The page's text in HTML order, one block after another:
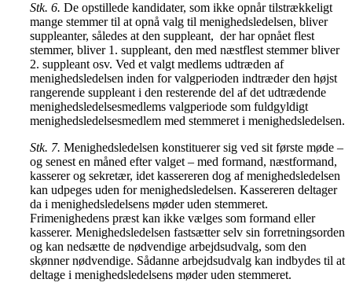
Stk. 6. De opstillede kandidater, som ikke opnår tilstrækkeligt
mange stemmer til at opnå valg til menighedsledelsen, bliver
suppleanter, således at den suppleant, der har opnået flest
stemmer, bliver 1. suppleant, den med næstflest stemmer bliver
2. suppleant osv. Ved et valgt medlems udtræden af
menighedsledelsen inden for valgperioden indtræder den højst
rangerende suppleant i den resterende del af det udtrædende
menighedsledelsesmedlems valgperiode som fuldgyldigt
menighedsledelsesmedlem med stemmeret i menighedsledelsen.
Stk. 7. Menighedsledelsen konstituerer sig ved sit første møde –
og senest en måned efter valget – med formand, næstformand,
kasserer og sekretær, idet kassereren dog af menighedsledelsen
kan udpeges uden for menighedsledelsen. Kassereren deltager
da i menighedsledelsens møder uden stemmeret.
Frimenighedens præst kan ikke vælges som formand eller
kasserer. Menighedsledelsen fastsætter selv sin forretningsorden
og kan nedsætte de nødvendige arbejdsudvalg, som den
skønner nødvendige. Sådanne arbejdsudvalg kan indbydes til at
deltage i menighedsledelsens møder uden stemmeret.